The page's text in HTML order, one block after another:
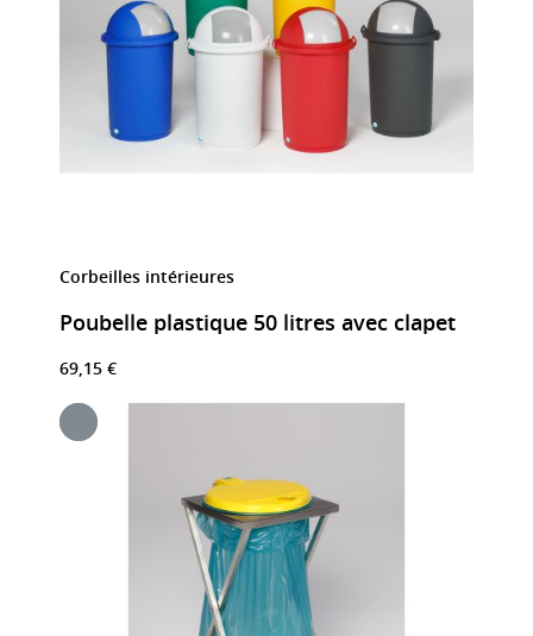
Corbeilles intérieures
Poubelle plastique 50 litres avec clapet
69,15 €